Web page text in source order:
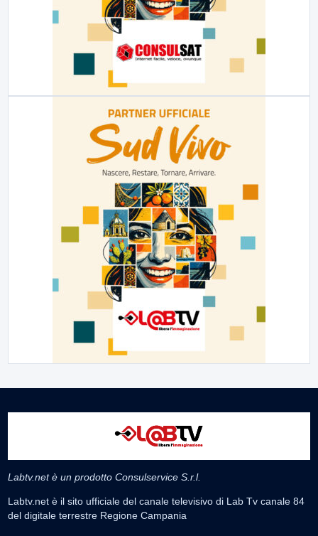
Labtv.net è un prodotto Consulservice S.r.l.
Labtv.net è il sito ufficiale del canale televisivo di Lab Tv canale 84
del digitale terrestre Regione Campania